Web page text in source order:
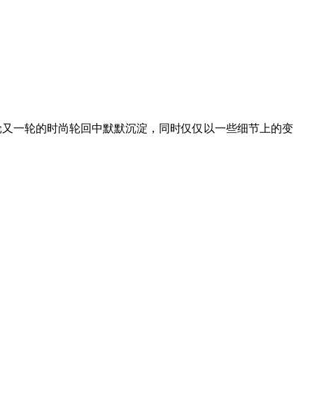
轮的时尚轮回中默默沉淀，同时仅仅以一些细节上的变